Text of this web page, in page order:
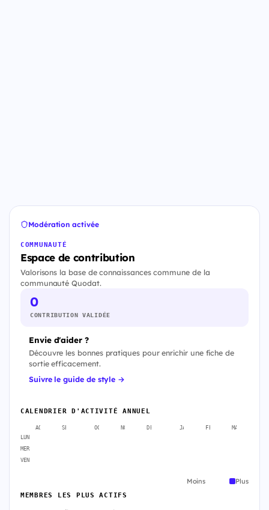
Modération activée
COMMUNAUTÉ
Espace de contribution
Valorisons la base de connaissances commune de la
communauté Quodat.
0
CONTRIBUTION VALIDÉE
Envie d'aider ?
Découvre les bonnes pratiques pour enrichir une fiche de
sortie efficacement.
Suivre le guide de style →
CALENDRIER D'ACTIVITÉ ANNUEL
AOÛT SEPT. OCT. NOV. DÉC. JANV. FÉVR. MARS
LUN
MER
VEN
Moins Plus
MEMBRES LES PLUS ACTIFS